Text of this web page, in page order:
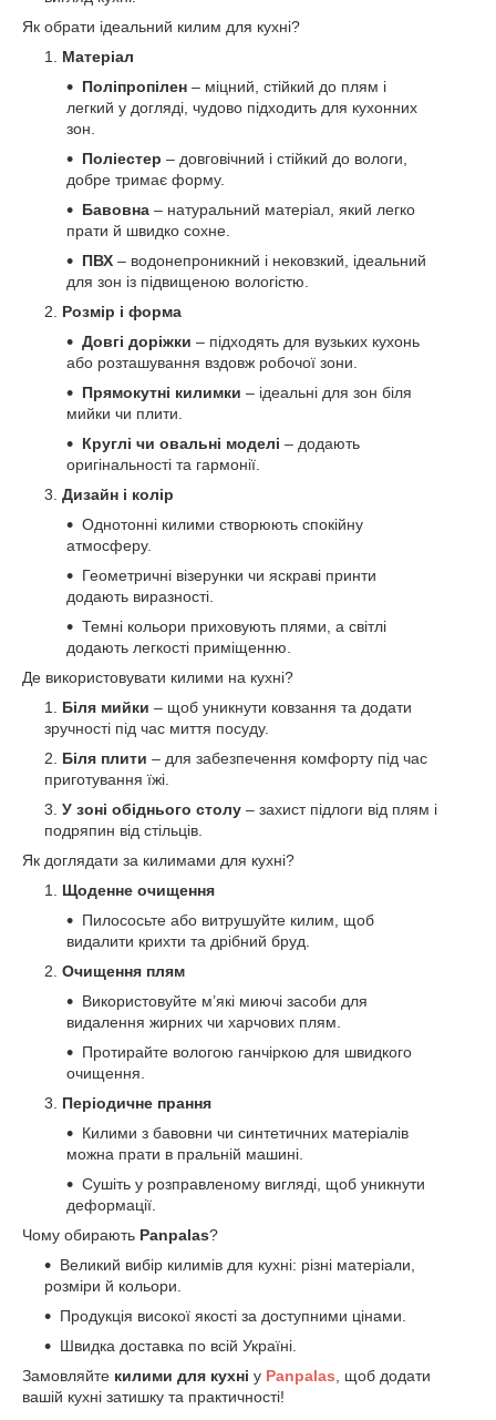
Як обрати ідеальний килим для кухні?
Матеріал
Поліпропілен – міцний, стійкий до плям і
легкий у догляді, чудово підходить для кухонних
зон.
Поліестер – довговічний і стійкий до вологи,
добре тримає форму.
Бавовна – натуральний матеріал, який легко
прати й швидко сохне.
ПВХ – водонепроникний і нековзкий, ідеальний
для зон із підвищеною вологістю.
Розмір і форма
Довгі доріжки – підходять для вузьких кухонь
або розташування вздовж робочої зони.
Прямокутні килимки – ідеальні для зон біля
мийки чи плити.
Круглі чи овальні моделі – додають
оригінальності та гармонії.
Дизайн і колір
Однотонні килими створюють спокійну
атмосферу.
Геометричні візерунки чи яскраві принти
додають виразності.
Темні кольори приховують плями, а світлі
додають легкості приміщенню.
Де використовувати килими на кухні?
Біля мийки – щоб уникнути ковзання та додати
зручності під час миття посуду.
Біля плити – для забезпечення комфорту під час
приготування їжі.
У зоні обіднього столу – захист підлоги від плям і
подряпин від стільців.
Як доглядати за килимами для кухні?
Щоденне очищення
Пилососьте або витрушуйте килим, щоб
видалити крихти та дрібний бруд.
Очищення плям
Використовуйте м’які миючі засоби для
видалення жирних чи харчових плям.
Протирайте вологою ганчіркою для швидкого
очищення.
Періодичне прання
Килими з бавовни чи синтетичних матеріалів
можна прати в пральній машині.
Сушіть у розправленому вигляді, щоб уникнути
деформації.
Чому обирають Panpalas?
Великий вибір килимів для кухні: різні матеріали,
розміри й кольори.
Продукція високої якості за доступними цінами.
Швидка доставка по всій Україні.
Замовляйте килими для кухні у Panpalas , щоб додати
вашій кухні затишку та практичності!